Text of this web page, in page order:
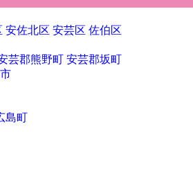
安佐北区 安芸区 佐伯区
芸郡熊野町 安芸郡坂町
島町